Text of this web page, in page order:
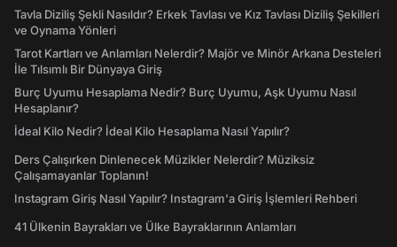
Tavla Diziliş Şekli Nasıldır? Erkek Tavlası ve Kız Tavlası Diziliş Şekilleri
ve Oynama Yönleri
Tarot Kartları ve Anlamları Nelerdir? Majör ve Minör Arkana Desteleri
İle Tılsımlı Bir Dünyaya Giriş
Burç Uyumu Hesaplama Nedir? Burç Uyumu, Aşk Uyumu Nasıl
Hesaplanır?
İdeal Kilo Nedir? İdeal Kilo Hesaplama Nasıl Yapılır?
Ders Çalışırken Dinlenecek Müzikler Nelerdir? Müziksiz
Çalışamayanlar Toplanın!
Instagram Giriş Nasıl Yapılır? Instagram'a Giriş İşlemleri Rehberi
41 Ülkenin Bayrakları ve Ülke Bayraklarının Anlamları